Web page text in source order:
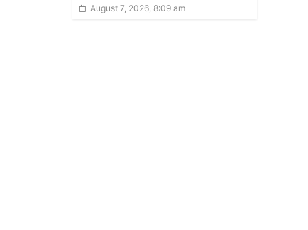
August 7, 2026, 8:09 am